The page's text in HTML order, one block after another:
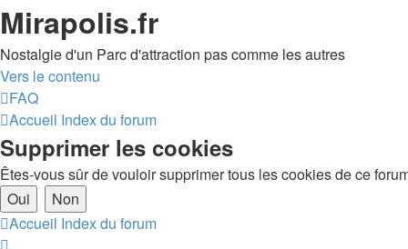
Mirapolis.fr
Nostalgie d'un Parc d'attraction pas comme les autres
Vers le contenu
FAQ
Accueil Index du forum
Supprimer les cookies
Êtes-vous sûr de vouloir supprimer tous les cookies de ce
Accueil Index du forum